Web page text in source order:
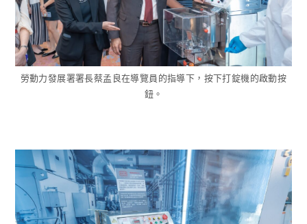
勞動力發展署署長蔡孟良在導覽員的指導下，按下打錠機的啟動按
鈕。